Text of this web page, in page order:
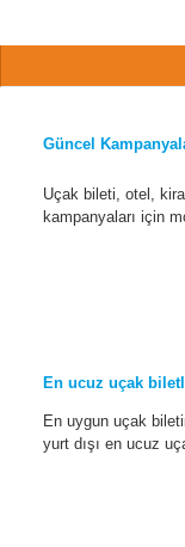
Güncel
Uçak bileti, otel,
kampanyaları için
En ucuz uçak
En uygun uçak
yurt dışı en ucuz